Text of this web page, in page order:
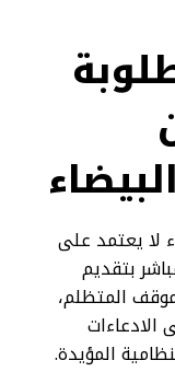
لا يعتمد على
بتقديم
المتظلم،
الادعاءات
المؤيدة.